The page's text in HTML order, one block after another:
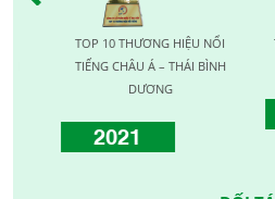
TOP 10 THƯƠNG HIỆU NỔI
TIẾNG CHÂU Á – THÁI BÌNH
DƯƠNG
2021